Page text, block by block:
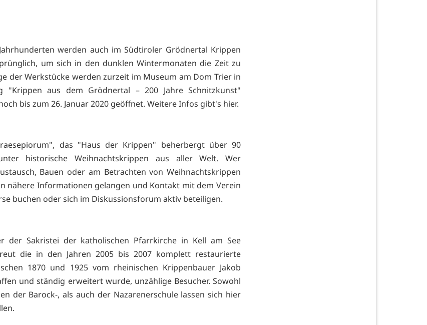
werden auch im Südtiroler Grödnertal Krippen
um sich in den dunklen Wintermonaten die Zeit zu
der Werkstücke werden zurzeit im Museum am Dom Trier in
"Krippen aus dem Grödnertal – 200 Jahre Schnitzkunst"
bis zum 26. Januar 2020 geöffnet. Weitere Infos gibt's hier.
das "Haus der Krippen" beherbergt über 90
historische Weihnachtskrippen aus aller Welt. Wer
Bauen oder am Betrachten von Weihnachtskrippen
nähere Informationen gelangen und Kontakt mit dem Verein
buchen oder sich im Diskussionsforum aktiv beteiligen.
der Sakristei der katholischen Pfarrkirche in Kell am See
die in den Jahren 2005 bis 2007 komplett restaurierte
1870 und 1925 vom rheinischen Krippenbauer Jakob
und ständig erweitert wurde, unzählige Besucher. Sowohl
der Barock-, als auch der Nazarenerschule lassen sich hier